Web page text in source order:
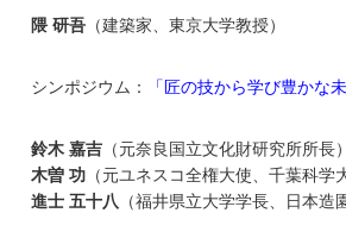
隈 研吾 （建築家、東京大学教授）
シンポジウム： 「匠の技から学び豊かな未
鈴木 嘉吉 （元奈良国立文化財研究所所長）
木曽 功 （元ユネスコ全権大使、千葉科学
進士 五十八
（福井県立大学学長、日本造